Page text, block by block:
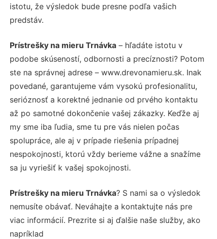
istotu, že výsledok bude presne podľa vašich
predstáv.
Prístrešky na mieru Trnávka – hľadáte istotu v
podobe skúseností, odbornosti a precíznosti? Potom
ste na správnej adrese – www.drevonamieru.sk. Inak
povedané, garantujeme vám vysokú profesionalitu,
serióznosť a korektné jednanie od prvého kontaktu
až po samotné dokončenie vašej zákazky. Keďže aj
my sme iba ľudia, sme tu pre vás nielen počas
spolupráce, ale aj v prípade riešenia prípadnej
nespokojnosti, ktorú vždy berieme vážne a snažíme
sa ju vyriešiť k vašej spokojnosti.
Prístrešky na mieru Trnávka? S nami sa o výsledok
nemusíte obávať. Neváhajte a kontaktujte nás pre
viac informácií. Prezrite si aj ďalšie naše služby, ako
napríklad